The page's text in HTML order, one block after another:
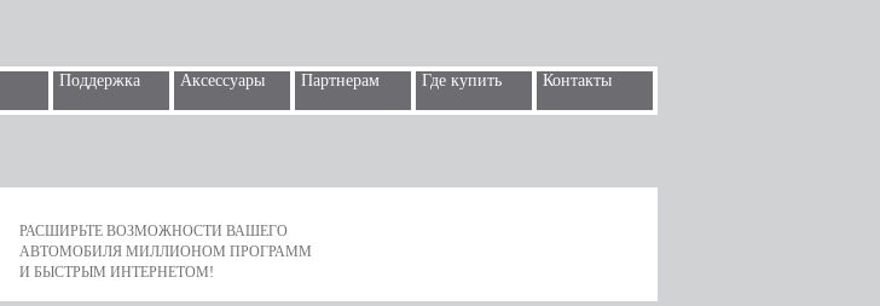
Поддержка Аксессуары Партнерам Где купить Контакты
РАСШИРЬТЕ ВОЗМОЖНОСТИ ВАШЕГО
АВТОМОБИЛЯ МИЛЛИОНОМ ПРОГРАММ
И БЫСТРЫМ ИНТЕРНЕТОМ!